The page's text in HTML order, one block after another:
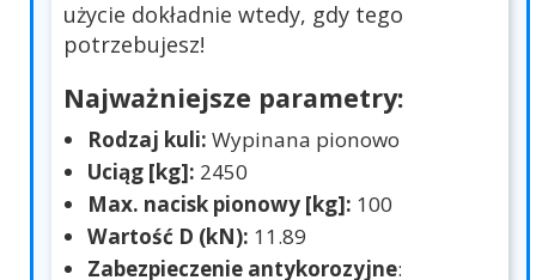
użycie dokładnie wtedy, gdy tego
potrzebujesz!
Najważniejsze parametry:
Rodzaj kuli: Wypinana pionowo
Uciąg [kg]: 2450
Max. nacisk pionowy [kg]: 100
Wartość D (kN): 11.89
Zabezpieczenie antykorozyjne: